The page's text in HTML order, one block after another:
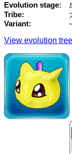
Evolution stage
Tribe
Variant
View evolution